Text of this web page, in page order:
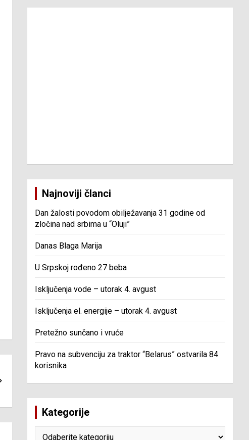
Najnoviji članci
Dan žalosti povodom obilježavanja 31 godine od
zločina nad srbima u “Oluji”
Danas Blaga Marija
U Srpskoj rođeno 27 beba
Isključenja vode – utorak 4. avgust
Isključenja el. energije – utorak 4. avgust
Pretežno sunčano i vruće
Pravo na subvenciju za traktor “Belarus” ostvarila 84
korisnika
Kategorije